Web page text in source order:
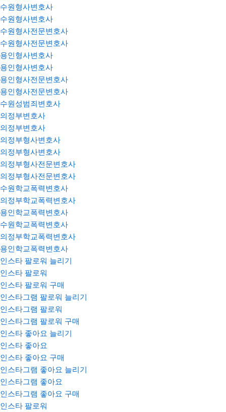
수원형사변호사
수원형사변호사
수원형사전문변호사
수원형사전문변호사
용인형사변호사
용인형사변호사
용인형사전문변호사
용인형사전문변호사
수원성범죄변호사
의정부변호사
의정부변호사
의정부형사변호사
의정부형사변호사
의정부형사전문변호사
의정부형사전문변호사
수원학교폭력변호사
의정부학교폭력변호사
용인학교폭력변호사
수원학교폭력변호사
의정부학교폭력변호사
용인학교폭력변호사
인스타 팔로워 늘리기
인스타 팔로워
인스타 팔로워 구매
인스타그램 팔로워 늘리기
인스타그램 팔로워
인스타그램 팔로워 구매
인스타 좋아요 늘리기
인스타 좋아요
인스타 좋아요 구매
인스타그램 좋아요 늘리기
인스타그램 좋아요
인스타그램 좋아요 구매
인스타 팔로워